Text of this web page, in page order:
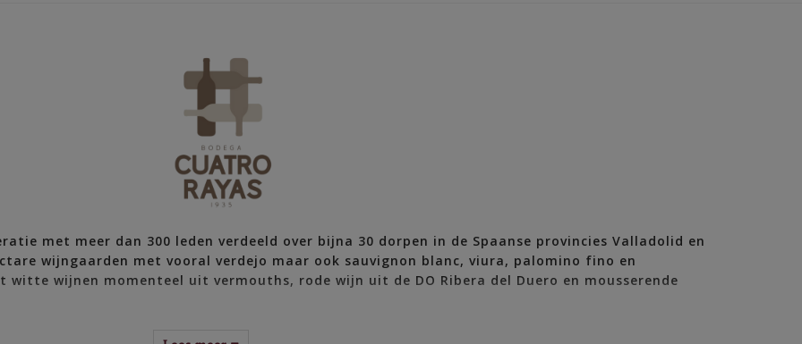
met meer dan 300 leden verdeeld over bijna 30 dorpen in de Spaanse provincies Valladolid en
wijngaarden met vooral verdejo maar ook sauvignon blanc, viura, palomino fino en
wijnen momenteel uit vermouths, rode wijn uit de DO Ribera del Duero en mousserende